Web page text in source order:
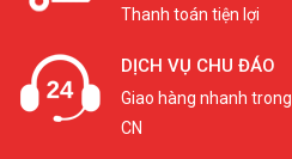
Thanh toán tiện lợi
DỊCH VỤ CHU ĐÁO
Giao hàng nhanh
CN